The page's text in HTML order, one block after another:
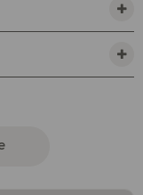
katkıda